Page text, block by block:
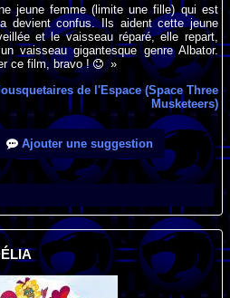
jeune femme (limite une fille) qui est
devient confus. Ils aident cette jeune
et le vaisseau réparé, elle repart,
vaisseau gigantesque genre Albator.
ce film, bravo !
»
de l'Espace (Space Three
Musketeers)
Ajouter une suggestion